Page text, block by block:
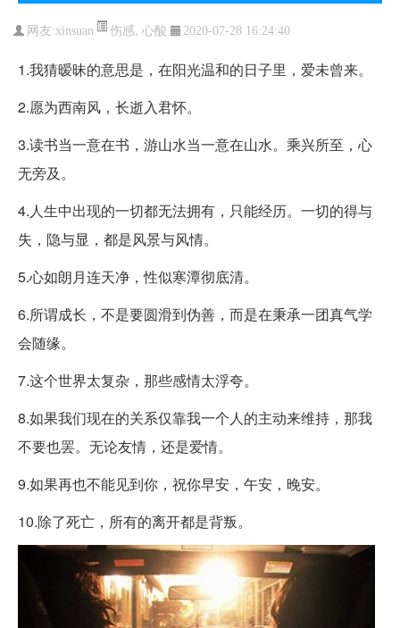
网友:xinsuan 伤感, 心酸 2020-07-28 16:24:40
1.我猜暧昧的意思是，在阳光温和的日子里，爱未曾来。
2.愿为西南风，长逝入君怀。
3.读书当一意在书，游山水当一意在山水。乘兴所至，心
无旁及。
4.人生中出现的一切都无法拥有，只能经历。一切的得与
失，隐与显，都是风景与风情。
5.心如朗月连天净，性似寒潭彻底清。
6.所谓成长，不是要圆滑到伪善，而是在秉承一团真气学
会随缘。
7.这个世界太复杂，那些感情太浮夸。
8.如果我们现在的关系仅靠我一个人的主动来维持，那我
不要也罢。无论友情，还是爱情。
9.如果再也不能见到你，祝你早安，午安，晚安。
10.除了死亡，所有的离开都是背叛。